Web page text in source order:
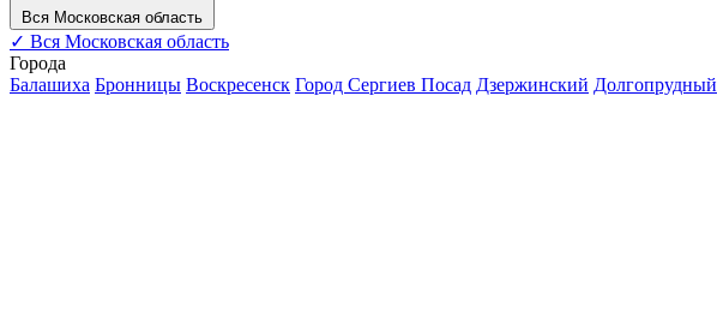
Вся Московская область
✓ Вся Московская область
Города
Балашиха Бронницы Воскресенск Город Сергиев Посад Дзержинский Долгопрудный